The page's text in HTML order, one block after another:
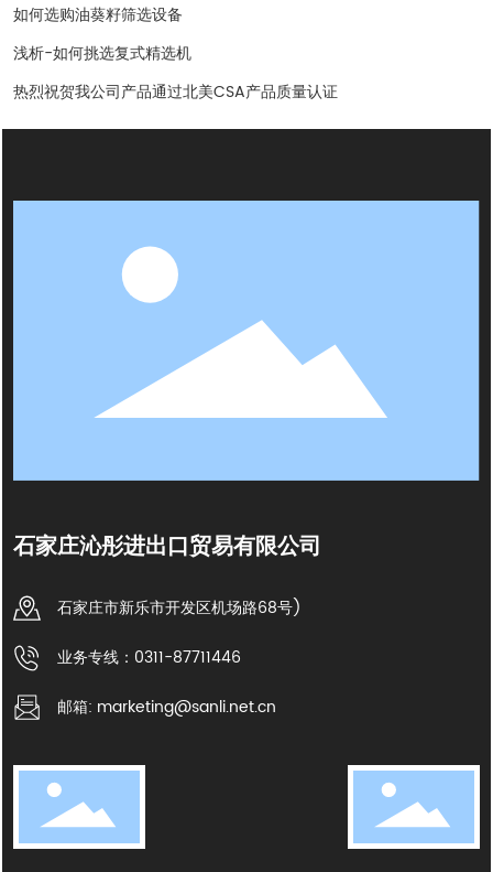
如何选购油葵籽筛选设备
浅析-如何挑选复式精选机
热烈祝贺我公司产品通过北美CSA产品质量认证
石家庄沁彤进出口贸易有限公司
石家庄市新乐市开发区机场路68号)
业务专线：0311-87711446
邮箱: marketing@sanli.net.cn